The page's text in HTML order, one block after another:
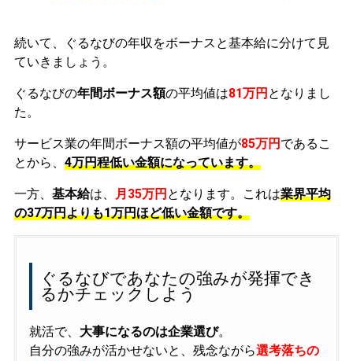
続いて、ぐるなびの年収をボーナスと基本給に分けて見
ていきましょう。
ぐるなびの年間ボーナス額の平均値は81万円 となりまし
た。
サービス業の年間ボーナス額の平均値が85万円 であるこ
とから、 4万円程低い金額になっています。
一方、 基本給は、 月35万円 となります。これは業界平均
の37万円よりも1万円ほど低い金額です。
ぐるなびであなたの強みが発揮でき
るかチェックしよう
就活で、 大事になるのは企業選び。
自分の強みが活かせないと、残念ながら選考落ちの